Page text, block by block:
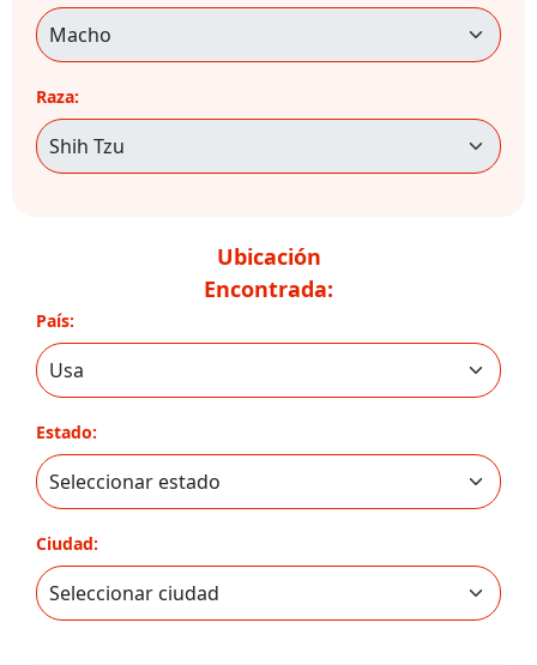
Raza:
Ubicación
Encontrada:
País:
Estado:
Ciudad: